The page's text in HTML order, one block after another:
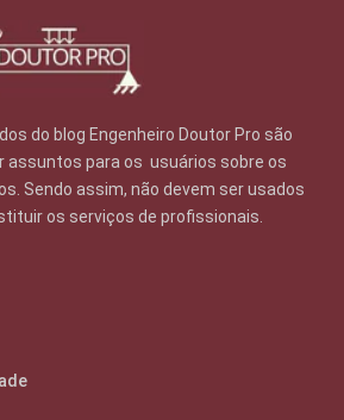
do blog Engenheiro Doutor Pro são
assuntos para os usuários sobre os
Sendo assim, não devem ser usados
os serviços de profissionais.